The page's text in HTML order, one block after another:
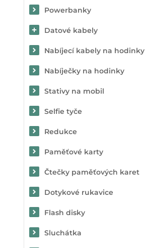
Powerbanky
Datové kabely
Nabíjecí kabely na hodinky
Nabíječky na hodinky
Stativy na mobil
Selfie tyče
Redukce
Paměťové karty
Čtečky paměťových karet
Dotykové rukavice
Flash disky
Sluchátka